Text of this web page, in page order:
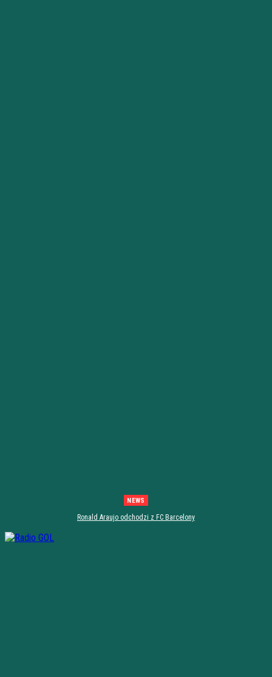
NEWS
Ronald Araujo odchodzi z FC Barcelony